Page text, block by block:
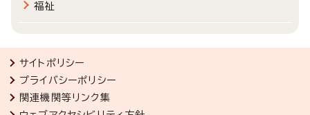
福祉
サイトポリシー
プライバシーポリシー
関連機関等リンク集